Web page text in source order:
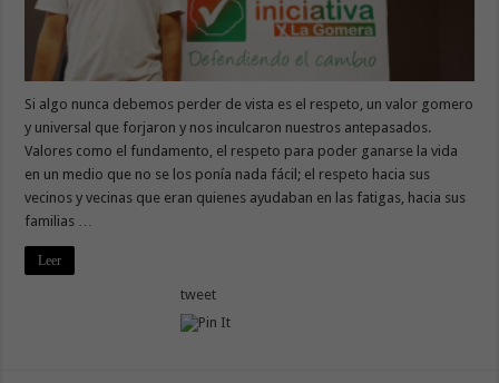
Si algo nunca debemos perder de vista es el respeto, un valor gomero
y universal que forjaron y nos inculcaron nuestros antepasados.
Valores como el fundamento, el respeto para poder ganarse la vida
en un medio que no se los ponía nada fácil; el respeto hacia sus
vecinos y vecinas que eran quienes ayudaban en las fatigas, hacia sus
familias …
Leer
tweet